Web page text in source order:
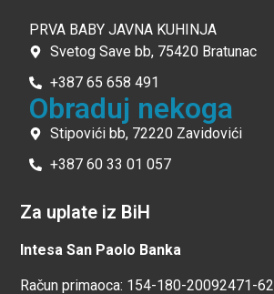
PRVA BABY JAVNA KUHINJA
Svetog Save bb, 75420 Bratunac
+387 65 658 491
Obraduj nekoga
Stipovići bb, 72220 Zavidovići
+387 60 33 01 057
Za uplate iz BiH
Intesa San Paolo Banka
Račun primaoca: 154-180-20092471-62